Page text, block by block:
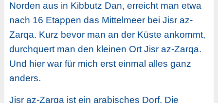
Norden aus in Kibbutz Dan, erreicht man etwa
nach 16 Etappen das Mittelmeer bei Jisr az-
Zarqa. Kurz bevor man an der Küste ankommt,
durchquert man den kleinen Ort Jisr az-Zarqa.
Und hier war für mich erst einmal alles ganz
anders.
Jisr az-Zarqa ist ein arabisches Dorf. Die